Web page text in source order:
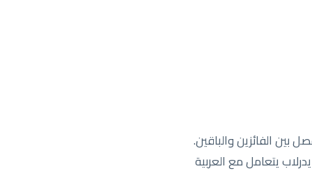
بين الفائزين والباقين.
يتعامل مع العربية